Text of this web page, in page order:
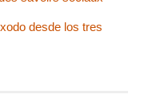
desde los tres